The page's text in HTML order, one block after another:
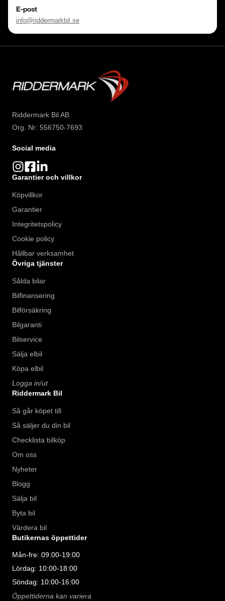
E-post
info@riddermarkbil.se
Riddermark Bil AB
Org. Nr: 556750-7693
Social media
Garantier och villkor
Köpvillkor
Garantier
Integritetspolicy
Cookie policy
Hållbar verksamhet
Övriga tjänster
Sålda bilar
Bilfinansering
Bilförsäkring
Bilgaranti
Bilservice
Sälja elbil
Köpa elbil
Logga in/ut
Riddermark Bil
Så går köpet till
Så säljer du din bil
Checklista bilköp
Om oss
Nyheter
Blogg
Sälja bil
Byta bil
Värdera bil
Butikernas öppettider
Mån-fre: 09:00-19:00
Lördag: 10:00-18:00
Söndag: 10:00-16:00
Öppettiderna kan variera